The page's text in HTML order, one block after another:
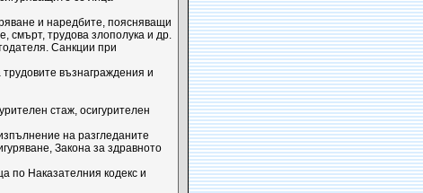
и наредбите, поясняващи
трудова злополука и др.
Санкции при
възнаграждения и
стаж, осигурителен
на разгледаните
Закона за здравното
по Наказателния кодекс и